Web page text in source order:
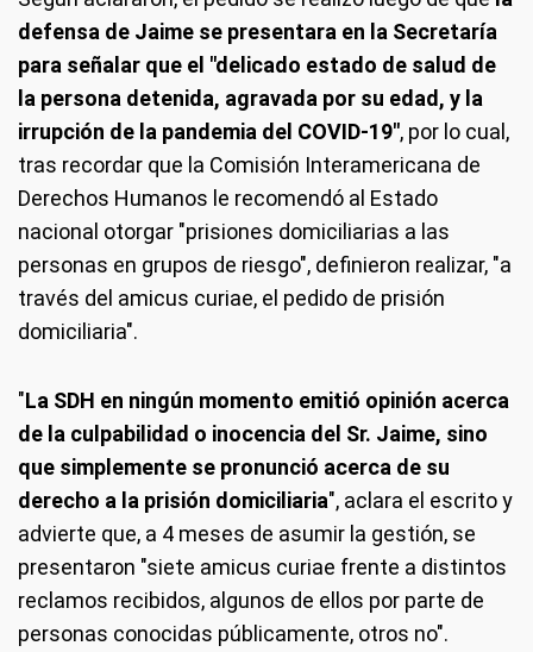
defensa de Jaime se presentara en la Secretaría
para señalar que el "delicado estado de salud de
la persona detenida, agravada por su edad, y la
irrupción de la pandemia del COVID-19", por lo cual,
tras recordar que la Comisión Interamericana de
Derechos Humanos le recomendó al Estado
nacional otorgar "prisiones domiciliarias a las
personas en grupos de riesgo", definieron realizar, "a
través del amicus curiae, el pedido de prisión
domiciliaria".
"La SDH en ningún momento emitió opinión acerca
de la culpabilidad o inocencia del Sr. Jaime, sino
que simplemente se pronunció acerca de su
derecho a la prisión domiciliaria", aclara el escrito y
advierte que, a 4 meses de asumir la gestión, se
presentaron "siete amicus curiae frente a distintos
reclamos recibidos, algunos de ellos por parte de
personas conocidas públicamente, otros no".